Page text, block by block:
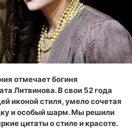
отмечает богиня
Литвинова. В свои 52 года
иконой стиля, умело сочетая
и особый шарм. Мы решили
цитаты о стиле и красоте.